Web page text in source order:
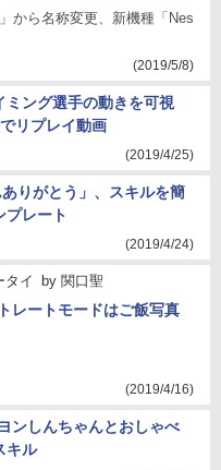
から名称変更、新機種「Nes
(2019/5/8)
ミング選手の動きを可視
リプレイ動画
(2019/4/25)
りがとう」、スキルを簡
プレート
(2019/4/24)
タイ by 関口聖
レートモードはご飯写真
(2019/4/16)
ンしんちゃんとおしゃべ
キル